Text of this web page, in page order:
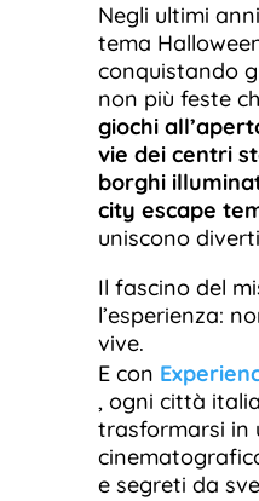
Negli ultimi
tema
conquistando
non più feste
giochi
vie dei centri
borghi
city escape
uniscono
Il fascino del
l’esperienza:
vive.
E con
, ogni città
trasformarsi in
e segreti da